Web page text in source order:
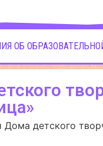
ОБ
Дома детского